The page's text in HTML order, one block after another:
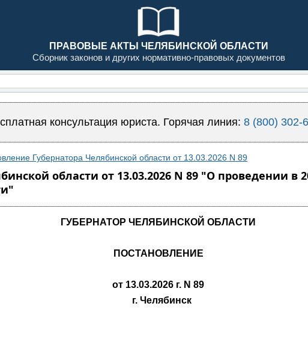
ПРАВОВЫЕ АКТЫ ЧЕЛЯБИНСКОЙ ОБЛАСТИ
Сборник законов и других нормативно-правовых документов
консультация юриста. Горячая линия: 8 (800) 302-
Губернатора Челябинской области от 13.03.2026 N 89
области от 13.03.2026 N 89 "О проведении в
ГУБЕРНАТОР ЧЕЛЯБИНСКОЙ ОБЛАСТИ
ПОСТАНОВЛЕНИЕ
от 13.03.2026 г. N 89
г. Челябинск